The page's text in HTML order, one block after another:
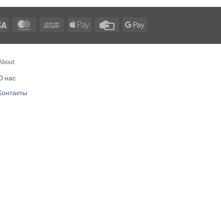
Visa MasterCardCash
Delivery
Apple
Credit
Google
нас